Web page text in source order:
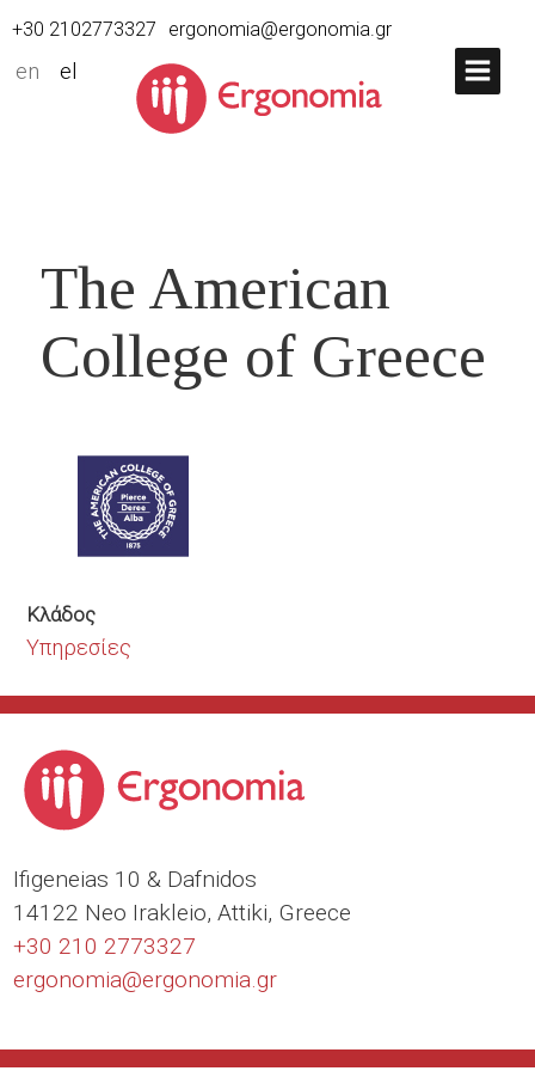
+30 2102773327 ergonomia@ergonomia.gr
en el
The American
College of Greece
Κλάδος
Υπηρεσίες
Ιfigeneias 10 & Dafnidos
14122 Neo Irakleio, Attiki, Greece
+30 210 2773327
ergonomia@ergonomia.gr